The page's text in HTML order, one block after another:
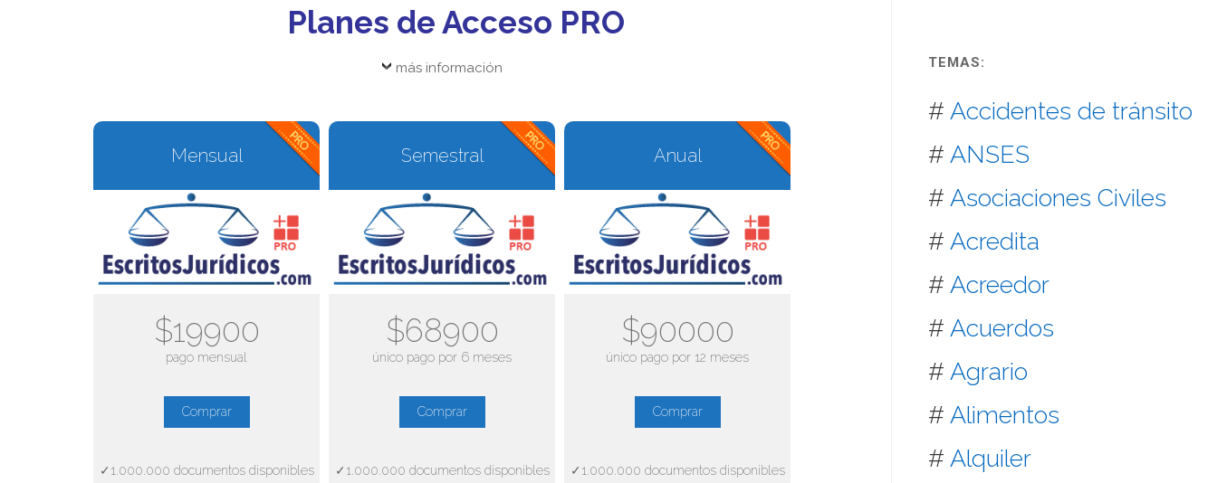
Planes de Acceso PRO
más información
Mensual
$19900
pago mensual
Comprar
✓1.000.000 documentos disponibles
Semestral
$68900
único pago por 6 meses
Comprar
✓1.000.000 documentos disponibles
Anual
$90000
único pago por 12 meses
Comprar
✓1.000.000 documentos disponibles
TEMAS:
# Accidentes de tránsito
# ANSES
# Asociaciones Civiles
# Acredita
# Acreedor
# Acuerdos
# Agrario
# Alimentos
# Alquiler